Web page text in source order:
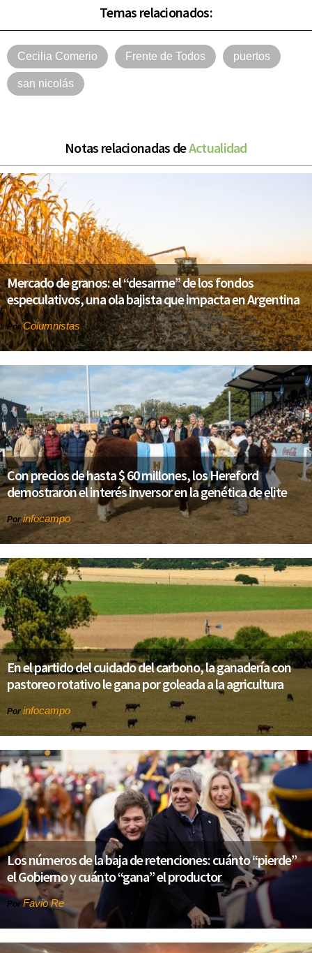
Temas relacionados:
Cecilia Comerio Frente de Todos puertos
san nicolás
Notas relacionadas deActualidad
Mercado de granos: el “desarme” de los fondos
especulativos, una ola bajista que impacta en Argentina
PorColumnistas
Con precios de hasta $ 60 millones, los Hereford
demostraron el interés inversor en la genética de elite
Por infocampo
En el partido del cuidado del carbono, la ganadería con
pastoreo rotativo le gana por goleada a la agricultura
Por infocampo
Los números de la baja de retenciones: cuánto “pierde”
el Gobierno y cuánto “gana” el productor
Por Favio Re